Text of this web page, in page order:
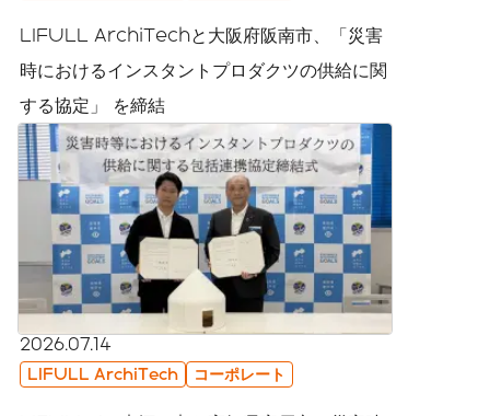
LIFULL ArchiTechと大阪府阪南市、「災害
時におけるインスタントプロダクツの供給に関
する協定」 を締結
2026.07.14
LIFULL ArchiTech コーポレート